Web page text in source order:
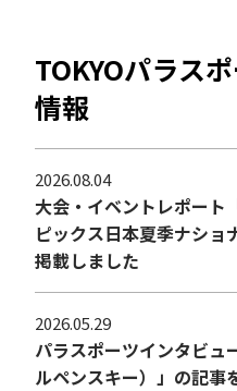
TOKYOパラス
情報
2026.08.04
大会・イベントレポート
ピックス日本夏季ナショ
掲載しました
2026.05.29
パラスポーツインタビュ
ルペンスキー）」の記事